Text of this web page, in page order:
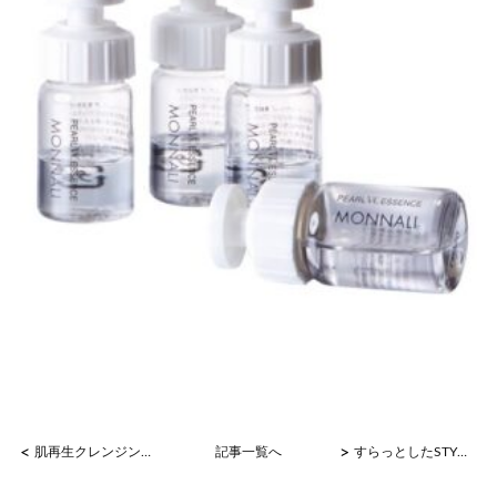
< 肌再生クレンジング♪ 記事一覧へ > すらっとしたSTYLE